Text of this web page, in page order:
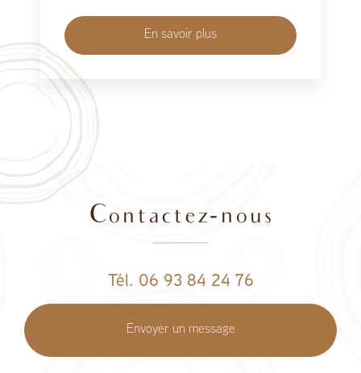
En savoir plus
Contactez-nous
Tél. 06 93 84 24 76
Envoyer un message